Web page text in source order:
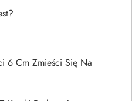
6 Cm Zmieści Się Na